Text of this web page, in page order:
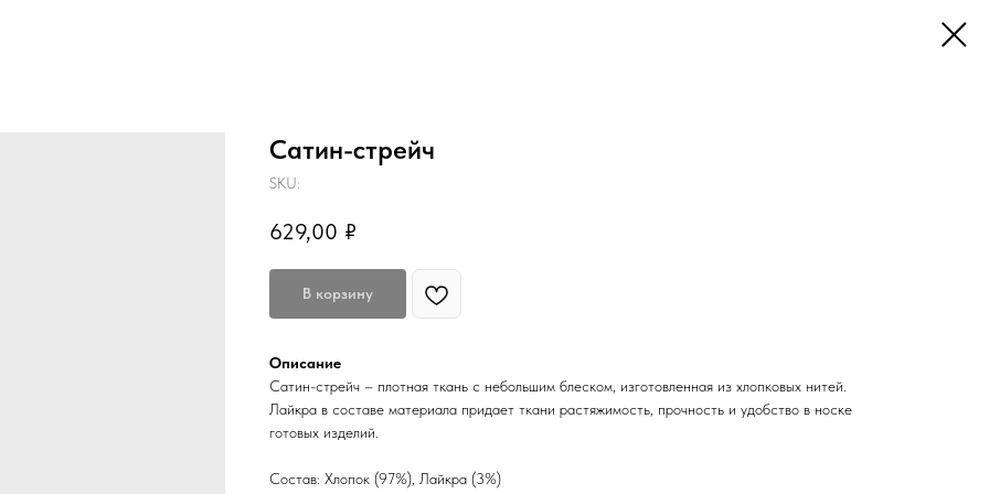
Сатин-стрейч
SKU:
629,00 ₽
В корзину
Описание
Сатин-стрейч – плотная ткань с небольшим блеском, изготовленная из хлопковых нитей.
Лайкра в составе материала придает ткани растяжимость, прочность и удобство в носке
готовых изделий.
Состав: Хлопок (97%), Лайкра (3%)